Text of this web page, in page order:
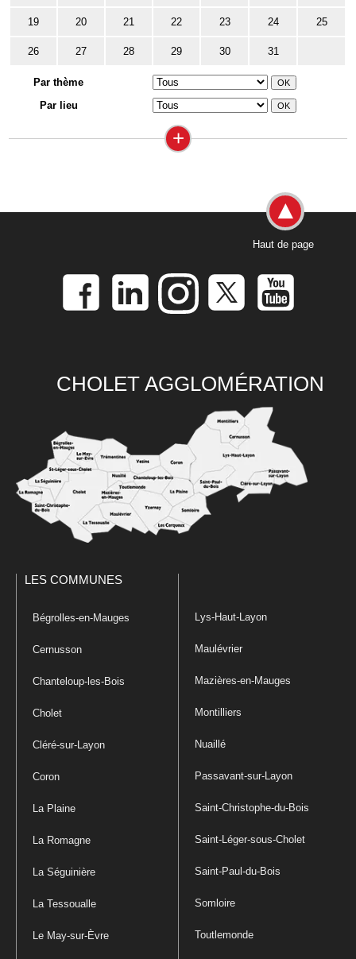
19 20 21 22 23 24 25
26 27 28 29 30 31
Par thème
Par lieu
+
Haut de page
CHOLET AGGLOMÉRATION
LES COMMUNES
Bégrolles-en-Mauges
Cernusson
Chanteloup-les-Bois
Cholet
Cléré-sur-Layon
Coron
La Plaine
La Romagne
La Séguinière
La Tessoualle
Le May-sur-Èvre
Lys-Haut-Layon
Maulévrier
Mazières-en-Mauges
Montilliers
Nuaillé
Passavant-sur-Layon
Saint-Christophe-du-Bois
Saint-Léger-sous-Cholet
Saint-Paul-du-Bois
Somloire
Toutlemonde